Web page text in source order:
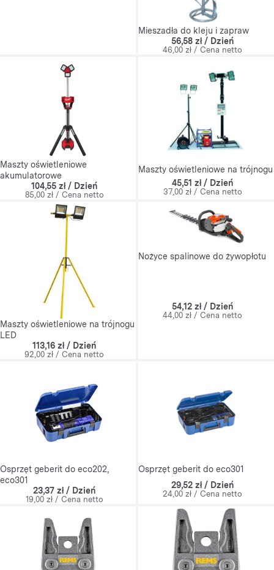
Mieszadła do kleju i zapraw
56,58 zł / Dzień
46,00 zł / Cena netto
Maszty oświetleniowe
akumulatorowe
104,55 zł / Dzień
85,00 zł / Cena netto
Maszty oświetleniowe na trójnogu
45,51 zł / Dzień
37,00 zł / Cena netto
Maszty oświetleniowe na trójnogu
LED
113,16 zł / Dzień
92,00 zł / Cena netto
Nożyce spalinowe do żywopłotu
54,12 zł / Dzień
44,00 zł / Cena netto
Osprzęt geberit do eco202,
eco301
23,37 zł / Dzień
19,00 zł / Cena netto
Osprzęt geberit do eco301
29,52 zł / Dzień
24,00 zł / Cena netto